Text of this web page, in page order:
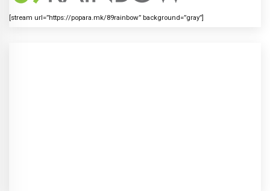
[stream url=”https://popara.mk/89rainbow” background=”gray”]